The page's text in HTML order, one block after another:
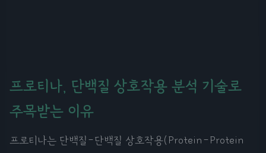
프로티나, 단백질 상호작용 분석 기술로
주목받는 이유
프로티나는 단백질-단백질 상호작용(Protein-Protein